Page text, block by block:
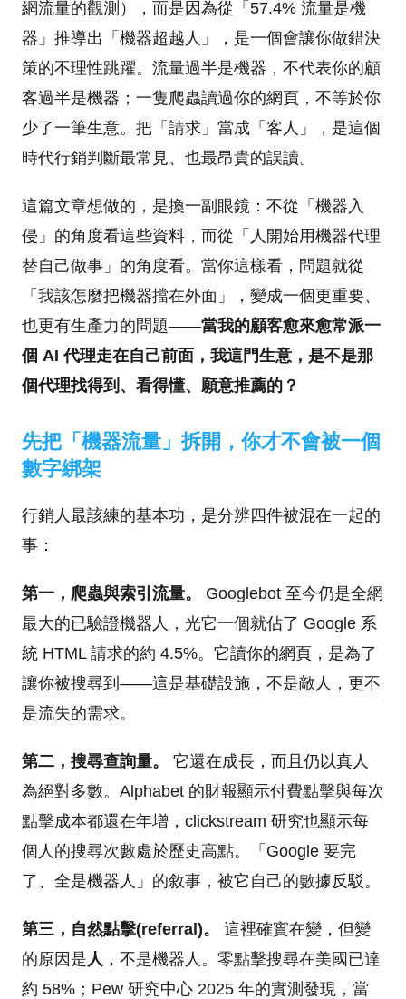
網流量的觀測），而是因為從「57.4% 流量是機
器」推導出「機器超越人」，是一個會讓你做錯決
策的不理性跳躍。流量過半是機器，不代表你的顧
客過半是機器；一隻爬蟲讀過你的網頁，不等於你
少了一筆生意。把「請求」當成「客人」，是這個
時代行銷判斷最常見、也最昂貴的誤讀。
這篇文章想做的，是換一副眼鏡：不從「機器入
侵」的角度看這些資料，而從「人開始用機器代理
替自己做事」的角度看。當你這樣看，問題就從
「我該怎麼把機器擋在外面」，變成一個更重要、
也更有生產力的問題——當我的顧客愈來愈常派一
個 AI 代理走在自己前面，我這門生意，是不是那
個代理找得到、看得懂、願意推薦的？
先把「機器流量」拆開，你才不會被一個
數字綁架
行銷人最該練的基本功，是分辨四件被混在一起的
事：
第一，爬蟲與索引流量。
Googlebot 至今仍是全網
最大的已驗證機器人，光它一個就佔了 Google 系
統 HTML 請求的約 4.5%。它讀你的網頁，是為了
讓你被搜尋到——這是基礎設施，不是敵人，更不
是流失的需求。
第二，搜尋查詢量。
它還在成長，而且仍以真人
為絕對多數。Alphabet 的財報顯示付費點擊與每次
點擊成本都還在年增，clickstream 研究也顯示每
個人的搜尋次數處於歷史高點。「Google 要完
了、全是機器人」的敘事，被它自己的數據反駁。
第三，自然點擊(referral)。
這裡確實在變，但變
的原因是 人 ，不是機器人。零點擊搜尋在美國已達
約 58%；Pew 研究中心 2025 年的實測發現，當